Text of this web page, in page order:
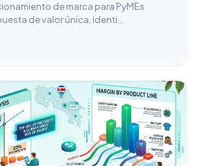
de marca para PyMEs
de valor única, identi…